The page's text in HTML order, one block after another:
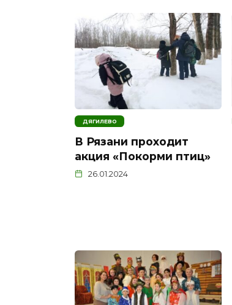
ДЯГИЛЕВО
В Рязани проходит
акция «Покорми птиц»
26.01.2024